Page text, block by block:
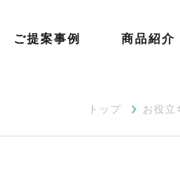
ご提案事例 商品紹介
トップ お役立